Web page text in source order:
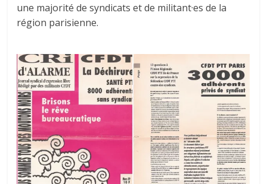
une majorité de syndicats et de militant·es de la
région parisienne.